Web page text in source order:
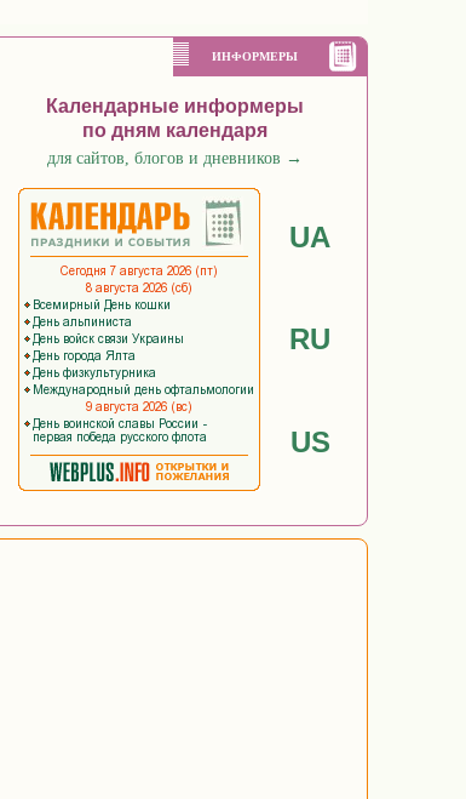
ИНФОРМЕРЫ
Календарные информеры
по дням календаря
для сайтов, блогов и дневников →
UA
RU
US